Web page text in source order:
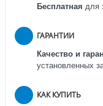
Бесплатная для
ГАРАНТИИ
Качество и
установленных
КАК КУПИТЬ